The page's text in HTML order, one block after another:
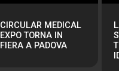
CIRCULAR MEDICAL
EXPO TORNA IN
FIERA A PADOVA